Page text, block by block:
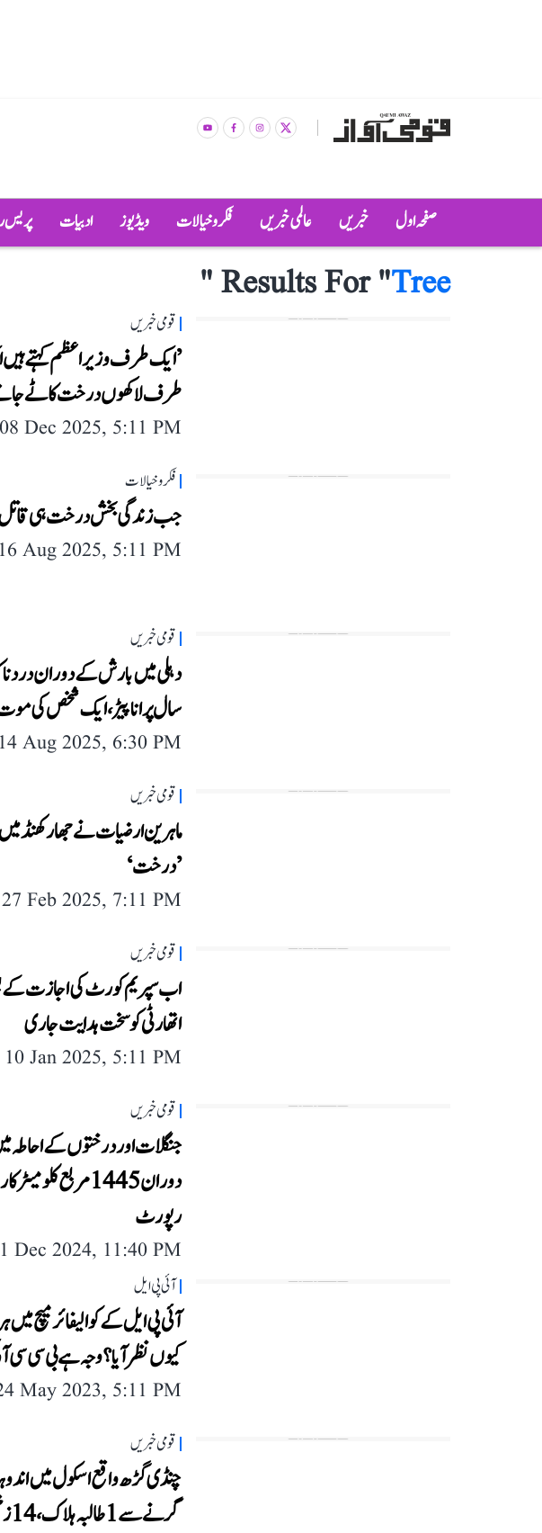
صفحہ اول خبریں عالمی خبریں فکر و خیالات ویڈیوز ادبیات پریس
Results For "Tree
"
قومی خبریں
’ایک طرف وزیر اعظم کہتے
طرف لاکھوں درخت کاٹے
08 Dec 2025, 5:11 PM
فکر و خیالات
جب زندگی بخش درخت ہی قاتل
16 Aug 2025, 5:11 PM
قومی خبریں
سال پرانا پیڑ، ایک شخص کی
14 Aug 2025, 6:30 PM
قومی خبریں
’درخت‘
27 Feb 2025, 7:11 PM
قومی خبریں
اب سپریم کورٹ کی اجازت کے
اتھارٹی کو سخت ہدایت جاری
10 Jan 2025, 5:11 PM
قومی خبریں
دوران 1445 مربع
رپورٹ
Dec 2024, 11:40 PM
آئی پی ایل
آئی پی ایل کے کوالیفائر میچ
کیوں نظر آیا؟ وجہ ہے بی سی
May 2023, 5:11 PM
قومی خبریں
گرنے سے 1 طالبہ ہلاک، 14 زخمی